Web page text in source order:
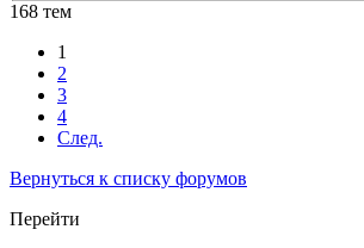
168 тем
1
2
3
4
След.
Вернуться к списку форумов
Перейти